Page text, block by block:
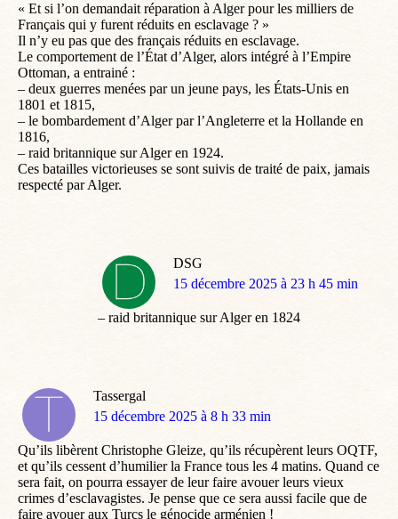
« Et si l’on demandait réparation à Alger pour les milliers de
Français qui y furent réduits en esclavage ? »
Il n’y eu pas que des français réduits en esclavage.
Le comportement de l’État d’Alger, alors intégré à l’Empire
Ottoman, a entrainé :
– deux guerres menées par un jeune pays, les États-Unis en
1801 et 1815,
– le bombardement d’Alger par l’Angleterre et la Hollande en
1816,
– raid britannique sur Alger en 1924.
Ces batailles victorieuses se sont suivis de traité de paix, jamais
respecté par Alger.
DSG
dit
15 décembre 2025 à 23 h 45 min
– raid britannique sur Alger en 1824
Tassergal
dit
15 décembre 2025 à 8 h 33 min
Qu’ils libèrent Christophe Gleize, qu’ils récupèrent leurs OQTF,
et qu’ils cessent d’humilier la France tous les 4 matins. Quand ce
sera fait, on pourra essayer de leur faire avouer leurs vieux
crimes d’esclavagistes. Je pense que ce sera aussi facile que de
faire avouer aux Turcs le génocide arménien !